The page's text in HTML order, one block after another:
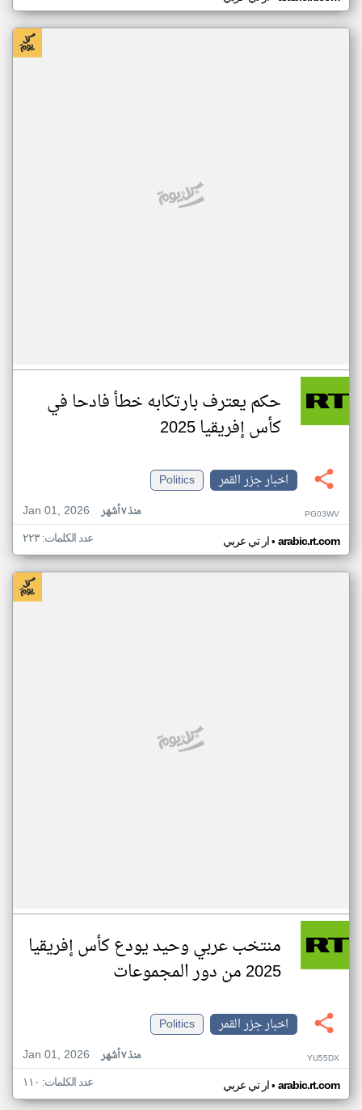
حكم يعترف بارتكابه خطأ فادحا في
كأس إفريقيا 2025
اخبار جزر القمر
Politics
Jan 01, 2026
منذ ٧ أشهر PG03WV
ار تي عربي• arabic.rt.com عدد الكلمات: ٢٢٣
منتخب عربي وحيد يودع كأس إفريقيا
2025 من دور المجموعات
اخبار جزر القمر
Politics
Jan 01, 2026
منذ ٧ أشهر YU55DX
ار تي عربي• arabic.rt.com عدد الكلمات: ١١٠